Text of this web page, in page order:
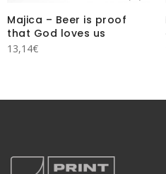
Majica – Beer is proof
that God loves us
13,14€